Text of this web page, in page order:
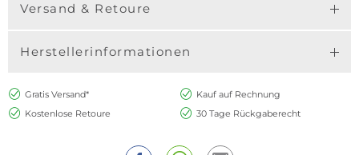
Versand & Retoure
Herstellerinformationen
Gratis Versand*
Kauf auf Rechnung
Kostenlose Retoure
30 Tage Rückgaberecht